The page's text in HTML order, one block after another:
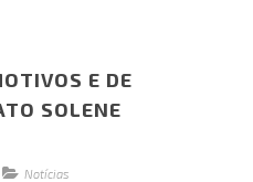
E DE
SOLENE
Notícias